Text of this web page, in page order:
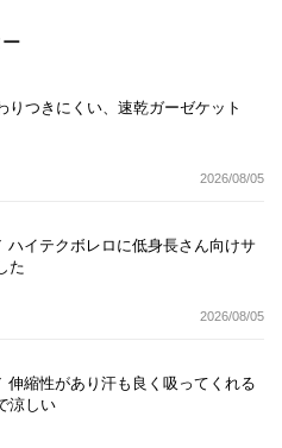
りつきにくい、速乾ガーゼケット
2026/08/05
ハイテクボレロに低身長さん向けサ
た
2026/08/05
伸縮性があり汗も良く吸ってくれる
涼しい